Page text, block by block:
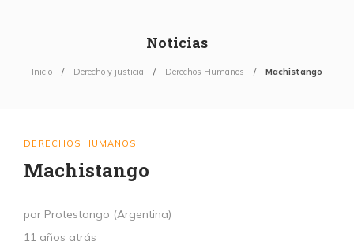
Noticias
Inicio Derecho y justicia Derechos Humanos Machistango
DERECHOS HUMANOS
Machistango
por Protestango (Argentina)
11 años atrás